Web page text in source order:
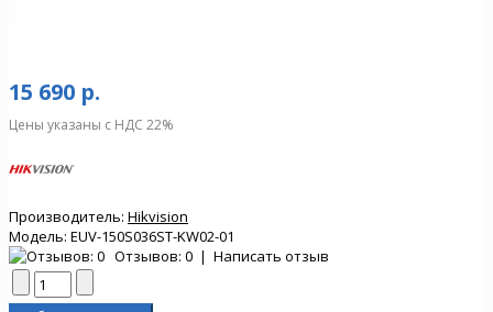
15 690 р.
Цены указаны с НДС 22%
Производитель: Hikvision
Модель: EUV-150S036ST-KW02-01
Отзывов: 0 | Написать отзыв